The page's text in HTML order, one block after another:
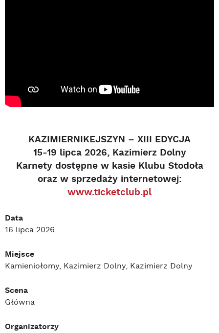
KAZIMIERNIKEJSZYN – XIII EDYCJA
15-19 lipca 2026, Kazimierz Dolny
Karnety dostępne w kasie Klubu Stodoła
oraz w sprzedaży internetowej:
www.ticketclub.pl
Data
16 lipca 2026
Miejsce
Kamieniołomy, Kazimierz Dolny, Kazimierz Dolny
Scena
Główna
Organizatorzy